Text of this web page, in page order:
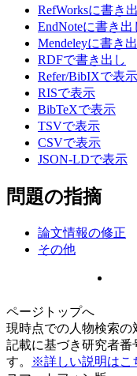
RefWorksに書き
EndNoteに書き出
Mendeleyに書き
RDFで書き出し
Refer/BibIXで表示
RISで表示
BibTeXで表示
TSVで表示
CSVで表示
JSON-LDで表示
問題の指摘
論文情報の修正
その他
ページトップへ
現時点での人物検索の
記載に基づき研究者番
す。
※詳しい説明はこ